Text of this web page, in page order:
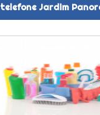
telefone Jardim